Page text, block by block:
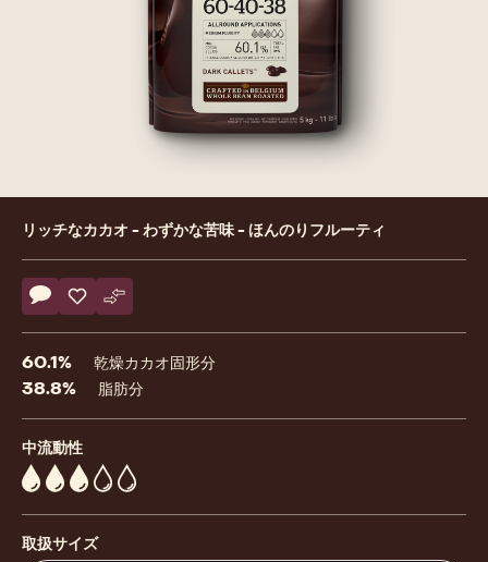
Product
information
リッチなカカオ - わずかな苦味 - ほんのりフルーティ
Actions
コメント
- 60-40-38
保存
- 60-40-38
比較
- 60-40-38
60.1% 乾燥カカオ固形分
38.8% 脂肪分
中流動性
3
取扱サイズ